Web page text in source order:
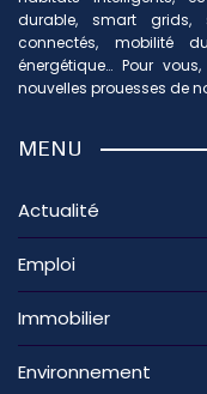
durable, smart grids,
connectés, mobilité
énergétique… Pour
nouvelles prouesses de
MENU
Actualité
Emploi
Immobilier
Environnement